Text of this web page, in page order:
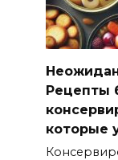
Рецепты
которые